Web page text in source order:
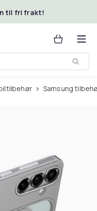
til fri frakt!
Samsung